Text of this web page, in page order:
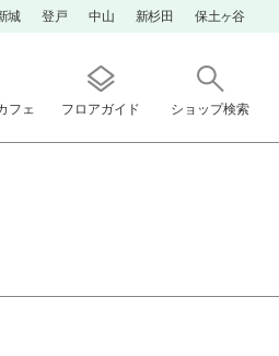
城 登戸 中山 新杉田 保土ヶ谷
フェ フロアガイド ショップ検索